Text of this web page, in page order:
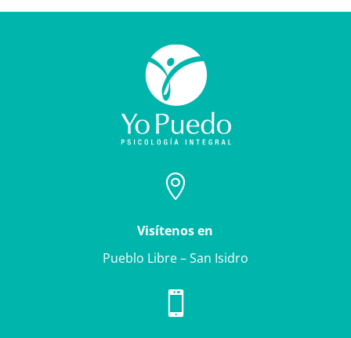

Visítenos en
Pueblo Libre – San Isidro
